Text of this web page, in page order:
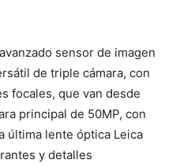
sensor de imagen
de triple cámara, con
focales, que van desde
principal de 50MP, con
última lente óptica Leica
y detalles